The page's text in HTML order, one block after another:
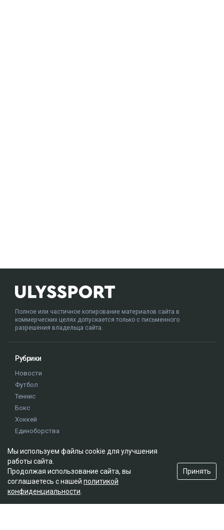
Полное или частичное копирование материалов сайта в
коммерческих целях допускается только с письменного
разрешения владельца сайта.
Рубрики
Новости
Футбол
Теннис
Бокс
Хоккей
Единоборства
Олимпиада
Редакция
О проекте
Мы используем файлы cookie для улучшения
работы сайта.
Продолжая использование сайта, вы
соглашаетесь с нашей политикой
конфиденциальности
Принять